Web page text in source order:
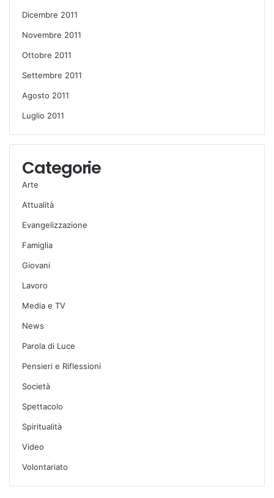
Dicembre 2011
Novembre 2011
Ottobre 2011
Settembre 2011
Agosto 2011
Luglio 2011
Categorie
Arte
Attualità
Evangelizzazione
Famiglia
Giovani
Lavoro
Media e TV
News
Parola di Luce
Pensieri e Riflessioni
Società
Spettacolo
Spiritualità
Video
Volontariato